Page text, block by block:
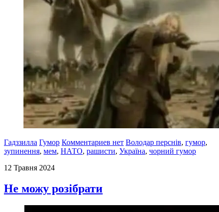
Гадззилла Гумор Комментариев нет Володар перснів, гумор,
зупинення, мем, НАТО, рашисти, Україна, чорний гумор
12 Травня 2024
Не можу розібрати